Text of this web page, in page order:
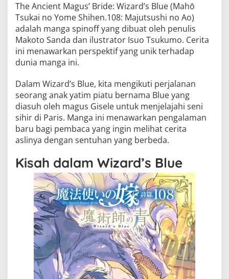
The Ancient Magus’ Bride: Wizard’s Blue (Mahō
Tsukai no Yome Shihen.108: Majutsushi no Ao)
adalah manga spinoff yang dibuat oleh penulis
Makoto Sanda dan ilustrator Isuo Tsukumo. Cerita
ini menawarkan perspektif yang unik terhadap
dunia manga ini.
Dalam Wizard’s Blue, kita mengikuti perjalanan
seorang anak yatim piatu bernama Blue yang
diasuh oleh magus Gisele untuk menjelajahi seni
sihir di Paris. Manga ini menawarkan pengalaman
baru bagi pembaca yang ingin melihat cerita
aslinya dengan sentuhan yang berbeda.
Kisah dalam Wizard’s Blue